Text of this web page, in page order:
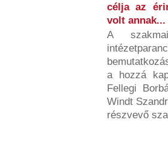
célja az
volt annak...
A
a hozzá
Fellegi
Windt
részvevő